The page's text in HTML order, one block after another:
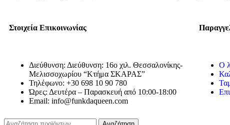
Στοιχεία Επικοινωνίας
Διεύθυνση: Διεύθυνση: 16ο χιλ. Θεσσαλονίκης-
Μελισσοχωρίου “Κτήμα ΣΚΑΡΑΣ”
Τηλέφωνο: +30 698 10 90 780
Ώρες: Δευτέρα – Παρασκευή από 10:00-18:00
Email: info@funkdaqueen.com
Ο